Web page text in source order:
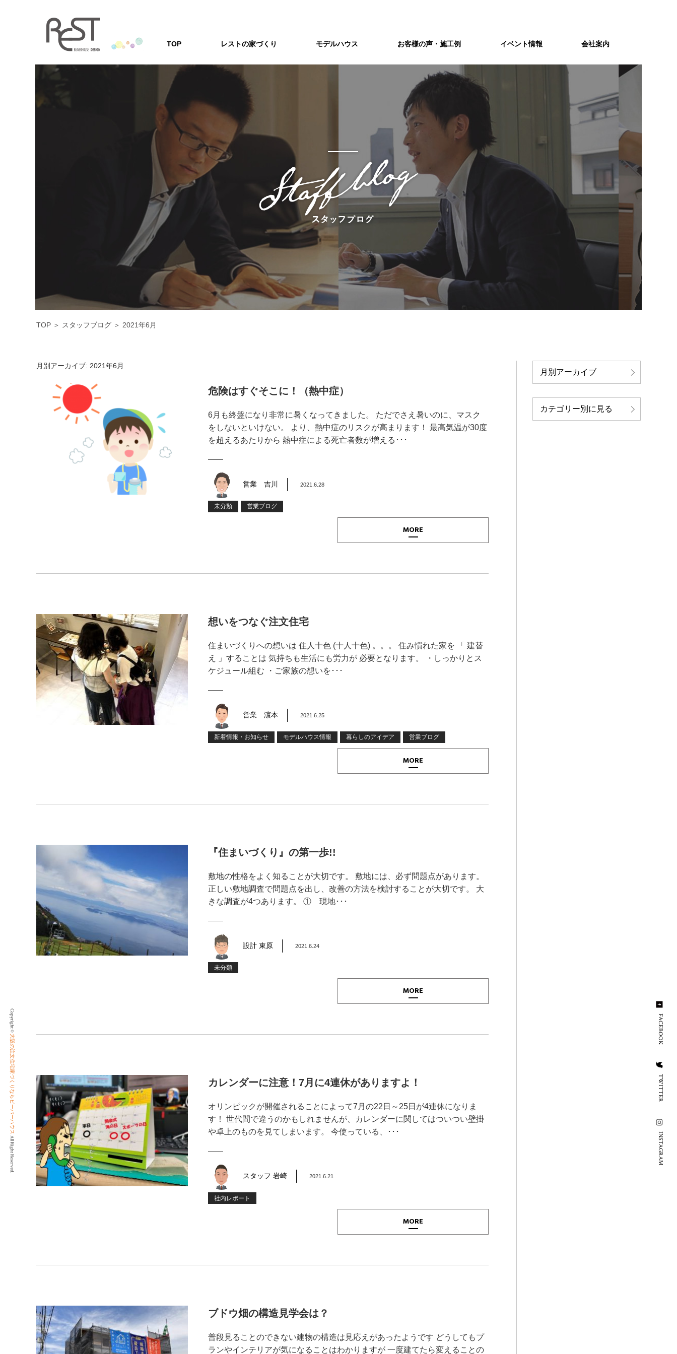
TOP レストの家づくり
レストの家づくり
「安心の耐震・制振構造」を標準装備。
アフターメンテナンス
独自のアフターサービスで、
世代を超えたお付き合いをお約束。
Ｃ値１以下の「スキマ」の無い
高気密住宅が家族の健康と暖かい
家づくりQ&A
家を建てる方の疑問・ご質問などを
Q&A形式にしてまとめました
注文住宅を建てよう
まずは土地から 敷地環境調査
資金計画
間取り打ち合わせ
家づくりの流れ
モデルハウス お客様の声・施工例 イベント情報 会社案内
スタッフ紹介
個性豊かなスタッフたちがお客様の
住まいづくりをサポートします。
ショールーム
藤井寺ショールームのご案内
八尾ショールームのご案内
東三国ショールーム
TOP ＞ スタッフブログ ＞ 2021年6月
月別アーカイブ: 2021年6月
危険はすぐそこに！（熱中症）
6月も終盤になり非常に暑くなってきました。 ただでさえ暑いのに、マスク
をしないといけない。 より、熱中症のリスクが高まります！ 最高気温が30度
を超えるあたりから 熱中症による死亡者数が増える･･･
営業 吉川 2021.6.28
未分類 営業ブログ
MORE
想いをつなぐ注文住宅
住まいづくりへの想いは 住人十色 (十人十色) 。。。 住み慣れた家を 「 建替
え 」することは 気持ちも生活にも労力が 必要となります。 ・しっかりとス
ケジュール組む ・ご家族の想いを･･･
営業 濵本 2021.6.25
新着情報・お知らせ モデルハウス情報 暮らしのアイデア 営業ブログ
MORE
『住まいづくり』の第一歩!!
敷地の性格をよく知ることが大切です。 敷地には、必ず問題点があります。
正しい敷地調査で問題点を出し、改善の方法を検討することが大切です。 大
きな調査が4つあります。 ① 現地･･･
設計 東原 2021.6.24
未分類
MORE
カレンダーに注意！7月に4連休がありますよ！
オリンピックが開催されることによって7月の22日～25日が4連休になりま
す！ 世代間で違うのかもしれませんが、カレンダーに関してはついつい壁掛
や卓上のものを見てしまいます。 今使っている、･･･
スタッフ 岩崎 2021.6.21
社内レポート
MORE
ブドウ畑の構造見学会は？
普段見ることのできない建物の構造は見応えがあったようです どうしてもプ
ランやインテリアが気になることはわかりますが 一度建てたら変えることの
月別アーカイブ
カテゴリー別に見る
Copyright ©
大阪の注文住宅家づくりならビーバーハウス
All Right Reserved.
FACEBOOK
TWITTER
INSTAGRAM